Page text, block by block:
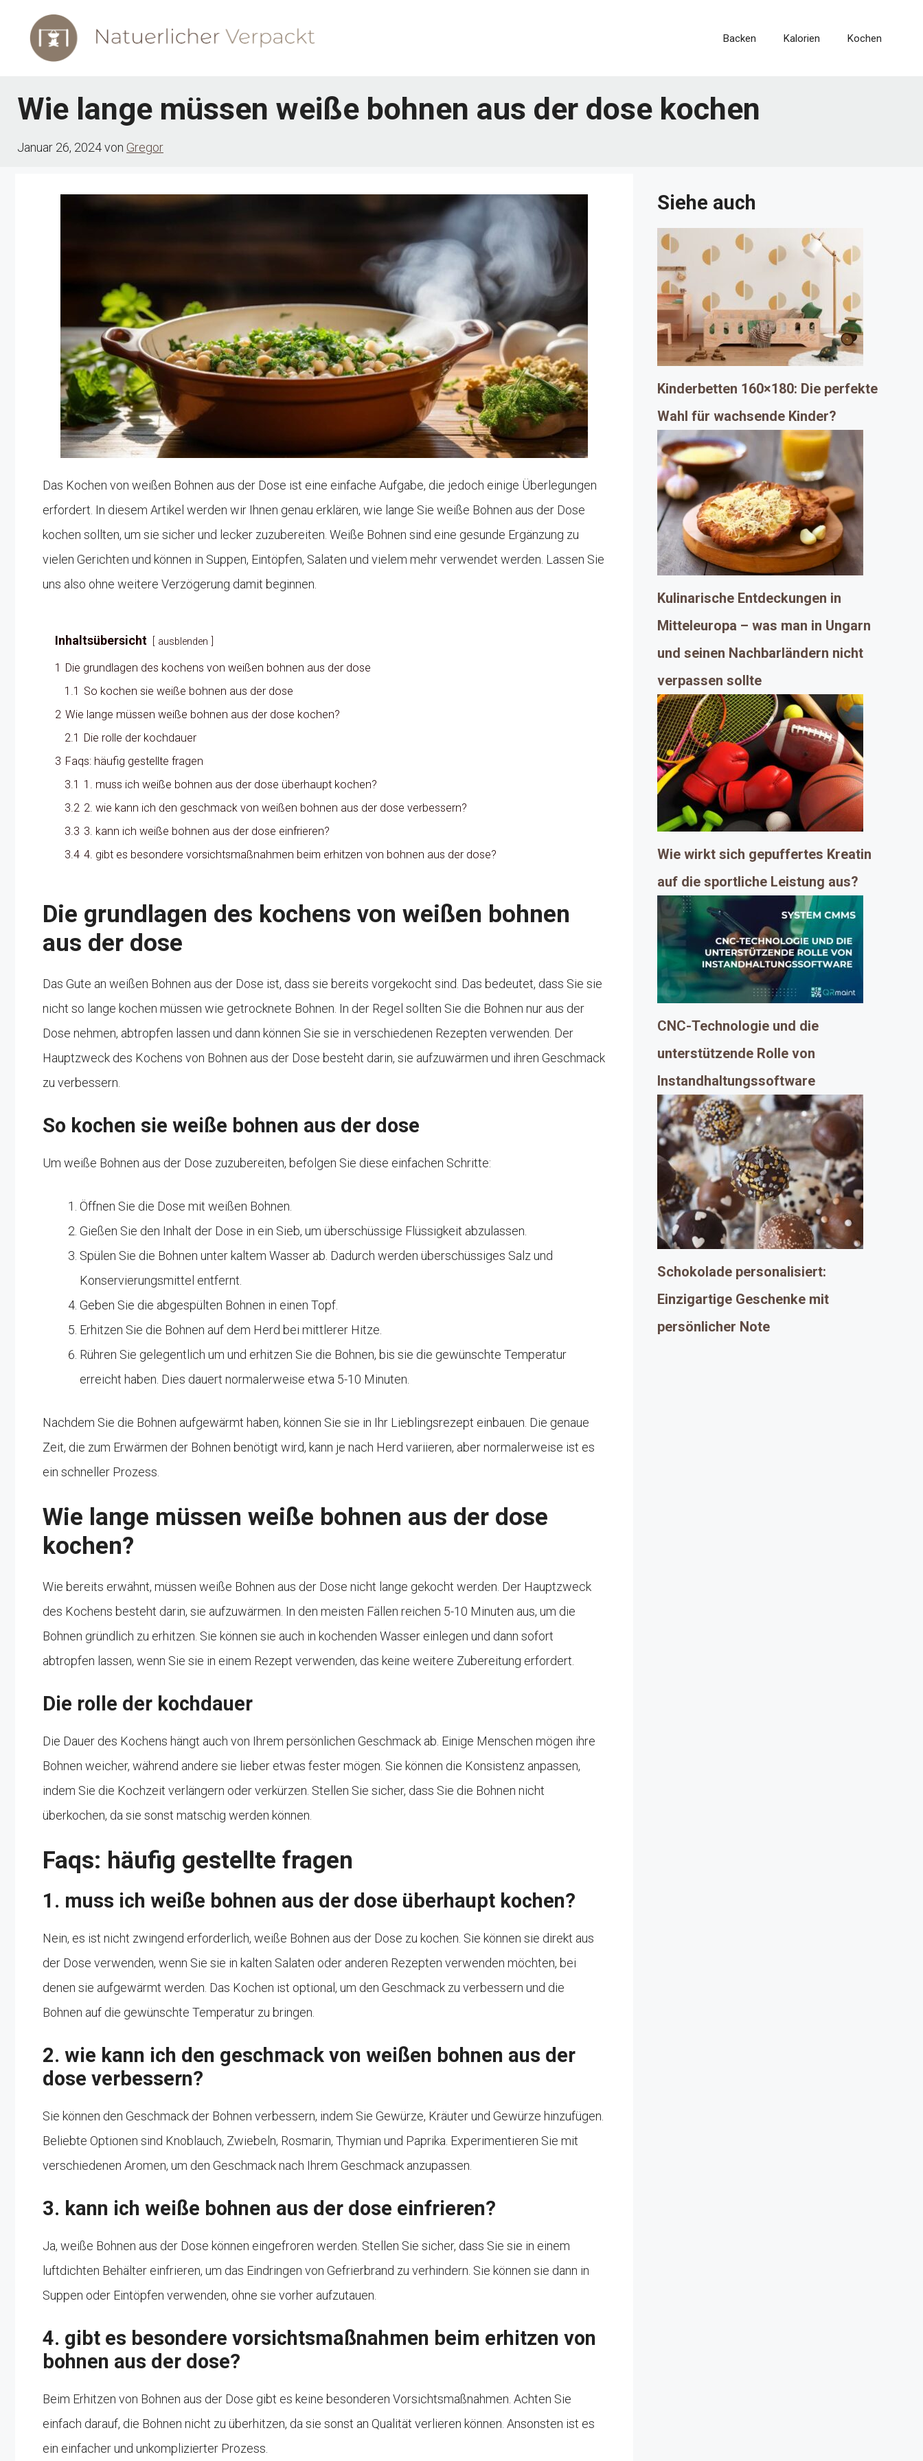
springen
Backen Kalorien Kochen
Wie lange müssen weiße bohnen aus der dose kochen
Januar 26, 2024von Gregor
Das Kochen von weißen Bohnen aus der Dose ist eine einfache Aufgabe, die jedoch einige Überlegungen
erfordert. In diesem Artikel werden wir Ihnen genau erklären, wie lange Sie weiße Bohnen aus der Dose
kochen sollten, um sie sicher und lecker zuzubereiten. Weiße Bohnen sind eine gesunde Ergänzung zu
vielen Gerichten und können in Suppen, Eintöpfen, Salaten und vielem mehr verwendet werden. Lassen Sie
uns also ohne weitere Verzögerung damit beginnen.
Inhaltsübersicht ausblenden
1 Die grundlagen des kochens von weißen bohnen aus der dose
1.1 So kochen sie weiße bohnen aus der dose
2 Wie lange müssen weiße bohnen aus der dose kochen?
2.1 Die rolle der kochdauer
3 Faqs: häufig gestellte fragen
3.1 1. muss ich weiße bohnen aus der dose überhaupt kochen?
3.2 2. wie kann ich den geschmack von weißen bohnen aus der dose verbessern?
3.3 3. kann ich weiße bohnen aus der dose einfrieren?
3.4 4. gibt es besondere vorsichtsmaßnahmen beim erhitzen von bohnen aus der dose?
Die grundlagen des kochens von weißen bohnen
aus der dose
Das Gute an weißen Bohnen aus der Dose ist, dass sie bereits vorgekocht sind. Das bedeutet, dass Sie sie
nicht so lange kochen müssen wie getrocknete Bohnen. In der Regel sollten Sie die Bohnen nur aus der
Dose nehmen, abtropfen lassen und dann können Sie sie in verschiedenen Rezepten verwenden. Der
Hauptzweck des Kochens von Bohnen aus der Dose besteht darin, sie aufzuwärmen und ihren Geschmack
zu verbessern.
So kochen sie weiße bohnen aus der dose
Um weiße Bohnen aus der Dose zuzubereiten, befolgen Sie diese einfachen Schritte:
Öffnen Sie die Dose mit weißen Bohnen.
Gießen Sie den Inhalt der Dose in ein Sieb, um überschüssige Flüssigkeit abzulassen.
Spülen Sie die Bohnen unter kaltem Wasser ab. Dadurch werden überschüssiges Salz und
Konservierungsmittel entfernt.
Geben Sie die abgespülten Bohnen in einen Topf.
Erhitzen Sie die Bohnen auf dem Herd bei mittlerer Hitze.
Rühren Sie gelegentlich um und erhitzen Sie die Bohnen, bis sie die gewünschte Temperatur
erreicht haben. Dies dauert normalerweise etwa 5-10 Minuten.
Nachdem Sie die Bohnen aufgewärmt haben, können Sie sie in Ihr Lieblingsrezept einbauen. Die genaue
Zeit, die zum Erwärmen der Bohnen benötigt wird, kann je nach Herd variieren, aber normalerweise ist es
ein schneller Prozess.
Wie lange müssen weiße bohnen aus der dose
kochen?
Wie bereits erwähnt, müssen weiße Bohnen aus der Dose nicht lange gekocht werden. Der Hauptzweck
des Kochens besteht darin, sie aufzuwärmen. In den meisten Fällen reichen 5-10 Minuten aus, um die
Bohnen gründlich zu erhitzen. Sie können sie auch in kochenden Wasser einlegen und dann sofort
abtropfen lassen, wenn Sie sie in einem Rezept verwenden, das keine weitere Zubereitung erfordert.
Die rolle der kochdauer
Die Dauer des Kochens hängt auch von Ihrem persönlichen Geschmack ab. Einige Menschen mögen ihre
Bohnen weicher, während andere sie lieber etwas fester mögen. Sie können die Konsistenz anpassen,
indem Sie die Kochzeit verlängern oder verkürzen. Stellen Sie sicher, dass Sie die Bohnen nicht
überkochen, da sie sonst matschig werden können.
Faqs: häufig gestellte fragen
1. muss ich weiße bohnen aus der dose überhaupt kochen?
Nein, es ist nicht zwingend erforderlich, weiße Bohnen aus der Dose zu kochen. Sie können sie direkt aus
der Dose verwenden, wenn Sie sie in kalten Salaten oder anderen Rezepten verwenden möchten, bei
denen sie aufgewärmt werden. Das Kochen ist optional, um den Geschmack zu verbessern und die
Bohnen auf die gewünschte Temperatur zu bringen.
2. wie kann ich den geschmack von weißen bohnen aus der
dose verbessern?
Sie können den Geschmack der Bohnen verbessern, indem Sie Gewürze, Kräuter und Gewürze hinzufügen.
Beliebte Optionen sind Knoblauch, Zwiebeln, Rosmarin, Thymian und Paprika. Experimentieren Sie mit
verschiedenen Aromen, um den Geschmack nach Ihrem Geschmack anzupassen.
3. kann ich weiße bohnen aus der dose einfrieren?
Ja, weiße Bohnen aus der Dose können eingefroren werden. Stellen Sie sicher, dass Sie sie in einem
luftdichten Behälter einfrieren, um das Eindringen von Gefrierbrand zu verhindern. Sie können sie dann in
Suppen oder Eintöpfen verwenden, ohne sie vorher aufzutauen.
4. gibt es besondere vorsichtsmaßnahmen beim erhitzen von
bohnen aus der dose?
Beim Erhitzen von Bohnen aus der Dose gibt es keine besonderen Vorsichtsmaßnahmen. Achten Sie
einfach darauf, die Bohnen nicht zu überhitzen, da sie sonst an Qualität verlieren können. Ansonsten ist es
ein einfacher und unkomplizierter Prozess.
Siehe auch
Kinderbetten 160×180: Die perfekte
Wahl für wachsende Kinder?
Kulinarische Entdeckungen in
Mitteleuropa – was man in Ungarn
und seinen Nachbarländern nicht
verpassen sollte
Wie wirkt sich gepuffertes Kreatin
auf die sportliche Leistung aus?
CNC-Technologie und die
unterstützende Rolle von
Instandhaltungssoftware
Schokolade personalisiert:
Einzigartige Geschenke mit
persönlicher Note